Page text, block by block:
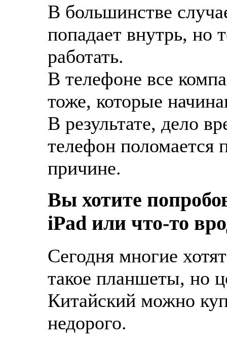
В большинстве
попадает внутрь, но
работать.
В телефоне все
тоже, которые
В результате, дело
телефон поломается
причине.
Вы хотите
iPad или что-то
Сегодня многие
такое планшеты, но
Китайский можно
недорого.